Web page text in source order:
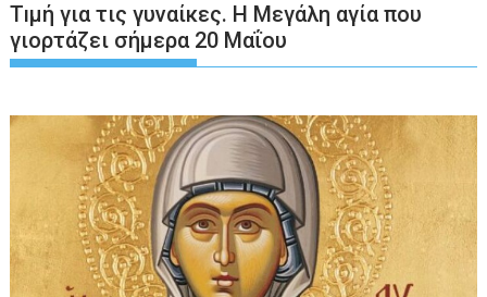
Τıμή για τις γυναίκες. Η Μεγάλη αγία που
γιορτάζει σήμερα 20 Μαΐου